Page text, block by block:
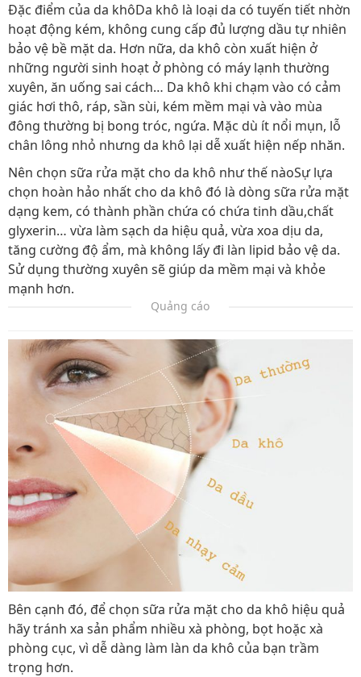
Đặc điểm của da khôDa khô là loại da có tuyến tiết nhờn
hoạt động kém, không cung cấp đủ lượng dầu tự nhiên
bảo vệ bề mặt da. Hơn nữa, da khô còn xuất hiện ở
những người sinh hoạt ở phòng có máy lạnh thường
xuyên, ăn uống sai cách… Da khô khi chạm vào có cảm
giác hơi thô, ráp, sần sùi, kém mềm mại và vào mùa
đông thường bị bong tróc, ngứa. Mặc dù ít nổi mụn, lỗ
chân lông nhỏ nhưng da khô lại dễ xuất hiện nếp nhăn.
Nên chọn sữa rửa mặt cho da khô như thế nàoSự lựa
chọn hoàn hảo nhất cho da khô đó là dòng sữa rửa mặt
dạng kem, có thành phần chứa có chứa tinh dầu,chất
glyxerin… vừa làm sạch da hiệu quả, vừa xoa dịu da,
tăng cường độ ẩm, mà không lấy đi làn lipid bảo vệ da.
Sử dụng thường xuyên sẽ giúp da mềm mại và khỏe
mạnh hơn.
Quảng cáo
Bên cạnh đó, để chọn sữa rửa mặt cho da khô hiệu quả
hãy tránh xa sản phẩm nhiều xà phòng, bọt hoặc xà
phòng cục, vì dễ dàng làm làn da khô của bạn trầm
trọng hơn.